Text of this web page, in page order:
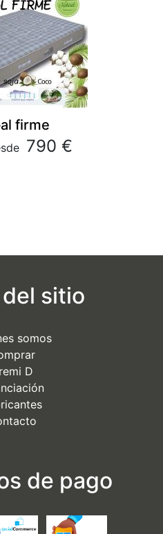
firme
790 €
sitio
somos
D
de pago